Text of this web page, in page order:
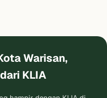
Warisan,
KLIA